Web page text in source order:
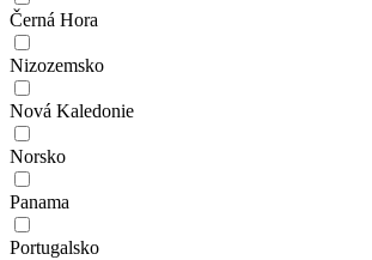
Černá Hora
Nizozemsko
Nová Kaledonie
Norsko
Panama
Portugalsko